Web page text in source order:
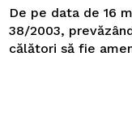
De pe data de 16
38/2003,